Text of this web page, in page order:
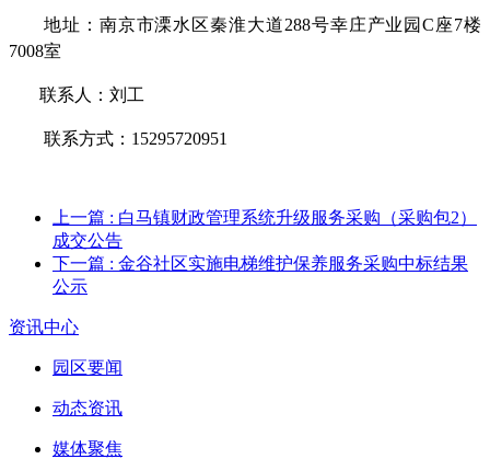
地址： 南京市溧水区秦淮大道288号幸庄产业园C座7楼
7008室
联系人： 刘工
联系方式： 15295720951
上一篇 : 白马镇财政管理系统升级服务采购（采购包2）
成交公告
下一篇 : 金谷社区实施电梯维护保养服务采购中标结果
公示
资讯中心
园区要闻
动态资讯
媒体聚焦